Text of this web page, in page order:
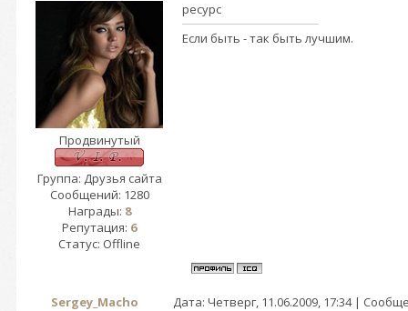
Продвинутый
Группа: Друзья сайта
Сообщений: 1280
Награды: 8
Репутация: 6
Статус: Offline
ресурс
Если быть - так быть лучшим.
Sergey_Macho Дата: Четверг, 11.06.2009, 17:34 |